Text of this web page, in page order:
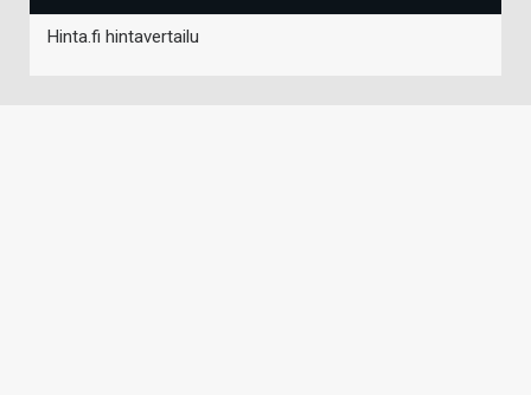
Hinta.fi hintavertailu